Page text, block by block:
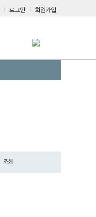
로그인 회원가입
조회